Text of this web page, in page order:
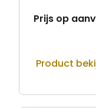
Prijs op
Product